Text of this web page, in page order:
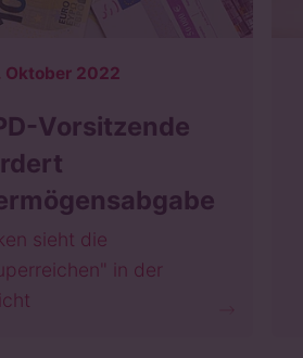
Oktober 2022
Vorsitzende
sieht die
in der